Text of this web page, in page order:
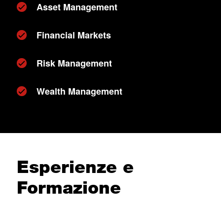
Asset Management
Financial Markets
Risk Management
Wealth Management
Esperienze e
Formazione